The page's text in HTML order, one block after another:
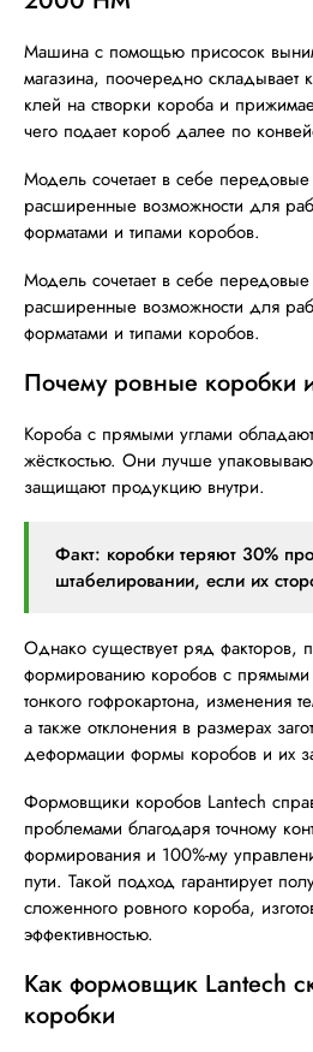
Машина с помощью присосок
магазина, поочередно складывает
клей на створки короба и
чего подает короб далее по
Модель сочетает в себе передовые
расширенные возможности для
форматами и типами коробов.
Модель сочетает в себе передовые
расширенные возможности для
форматами и типами коробов.
Почему ровные коробки
Короба с прямыми углами
жёсткостью. Они лучше
защищают продукцию внутри.
Факт: коробки теряют 30%
штабелировании, если их
Однако существует ряд факторов,
формированию коробов с прямыми
тонкого гофрокартона, изменения
а также отклонения в размерах
деформации формы коробов и их
Формовщики коробов Lantech
проблемами благодаря точному
формирования и 100%-му
пути. Такой подход гарантирует
сложенного ровного короба,
эффективностью.
Как формовщик Lantech
коробки